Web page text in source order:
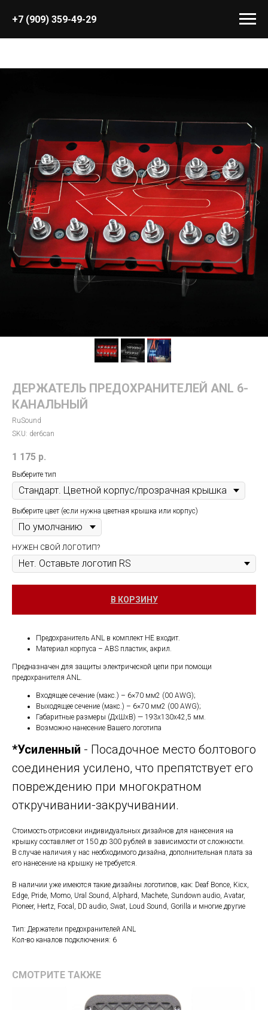
+7 (909) 359-49-29
ДЕРЖАТЕЛЬ ПРЕДОХРАНИТЕЛЕЙ ANL 6-
КАНАЛЬНЫЙ
RuSound
SKU: der6can
1 175 р.
Выберите тип
Выберите цвет (если нужна цветная крышка или корпус)
НУЖЕН СВОЙ ЛОГОТИП?
В КОРЗИНУ
Предохранитель ANL в комплект НЕ входит.
Материал корпуса – ABS пластик, акрил.
Предназначен для защиты электрической цепи при помощи
предохранителя ANL.
Входящее сечение (макс.) – 6×70 мм2 (00 AWG);
Выходящее сечение (макс.) – 6×70 мм2 (00 AWG);
Габаритные размеры (ДхШхВ) — 193х130х42,5 мм.
Возможно нанесение Вашего логотипа
*Усиленный - Посадочное место болтового
соединения усилено, что препятствует его
повреждению при многократном
откручивании-закручивании.
Стоимость отрисовки индивидуальных дизайнов для нанесения на
крышку составляет от 150 до 300 рублей в зависимости от сложности.
В случае наличия у нас необходимого дизайна, дополнительная плата за
его нанесение на крышку не требуется.
В наличии уже имеются такие дизайны логотипов, как: Deaf Bonce, Kicx,
Edge, Pride, Momo, Ural Sound, Alphard, Machete, Sundown audio, Avatar,
Pioneer, Hertz, Focal, DD audio, Swat, Loud Sound, Gorilla и многие другие
Тип: Держатели предохранителей ANL
Кол-во каналов подключения: 6
СМОТРИТЕ ТАКЖЕ